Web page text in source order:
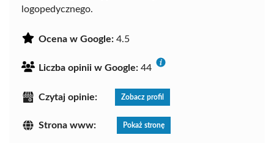
logopedycznego.
Ocena w Google: 4.5
Liczba opinii w Google: 44
Czytaj opinie: Zobacz profil
Strona www: Pokaż stronę